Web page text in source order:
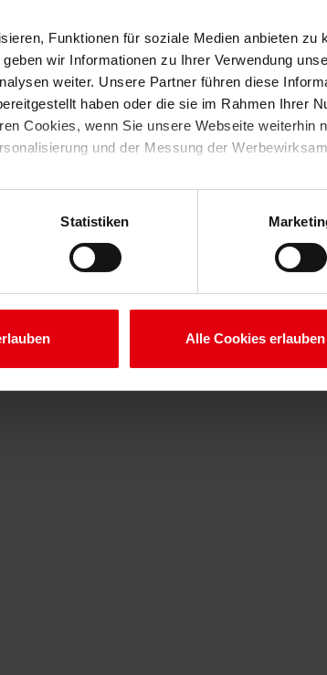
Funktionen für soziale Medien anbieten zu
wir Informationen zu Ihrer Verwendung
weiter. Unsere Partner führen diese
haben oder die sie im Rahmen Ihrer
Cookies, wenn Sie unsere Webseite weiterhin
und der Messung der
Statistiken
Alle Cookies erlauben